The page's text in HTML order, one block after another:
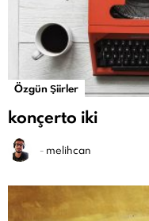
Özgün Şiirler
konçerto iki
- melihcan